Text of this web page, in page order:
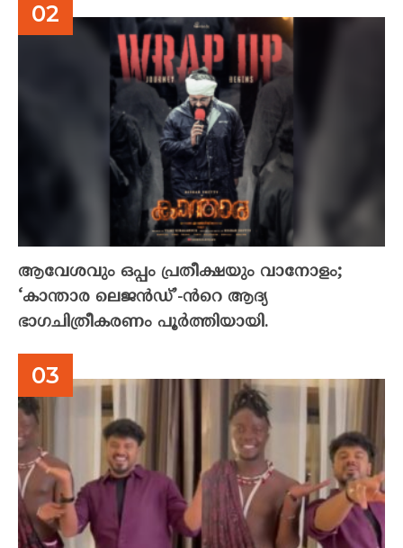
ആവേശവും ഒപ്പം പ്രതീക്ഷയും വാനോളം;
‘കാന്താര ലെജൻഡ്’-ൻറെ ആദ്യ
ഭാഗചിത്രീകരണം പൂർത്തിയായി.